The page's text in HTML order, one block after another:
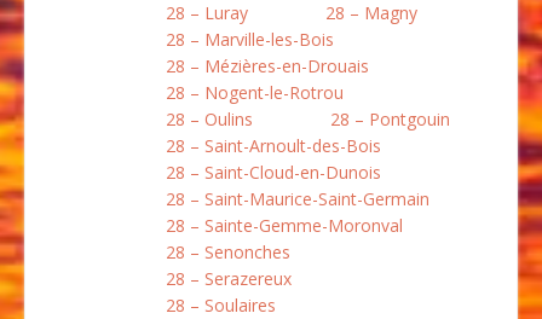
28 – Luray
28 – Magny
28 – Marville-les-Bois
28 – Mézières-en-Drouais
28 – Nogent-le-Rotrou
28 – Oulins
28 – Pontgouin
28 – Saint-Arnoult-des-Bois
28 – Saint-Cloud-en-Dunois
28 – Saint-Maurice-Saint-Germain
28 – Sainte-Gemme-Moronval
28 – Senonches
28 – Serazereux
28 – Soulaires